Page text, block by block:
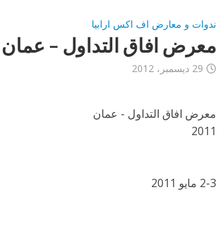
ندوات و معارض اف اكس ارابيا
معرض افاق التداول – عمان 2011
29 ديسمبر، 2012
معرض افاق التداول - عمان
2011
2-3 مايو 2011